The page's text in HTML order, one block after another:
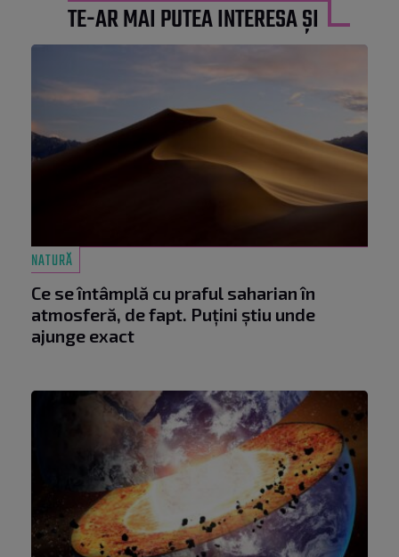
TE-AR MAI PUTEA INTERESA ȘI
NATURĂ
Ce se întâmplă cu praful saharian în
atmosferă, de fapt. Puțini știu unde
ajunge exact